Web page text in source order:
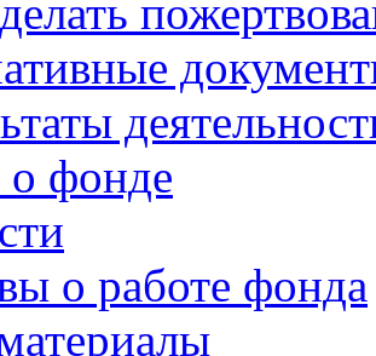
фонде
о работе фонда